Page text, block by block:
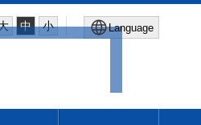
中 小 Language